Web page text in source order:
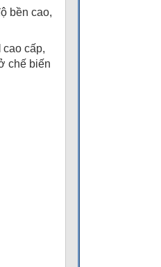
bền cao,
cao cấp,
chế biến